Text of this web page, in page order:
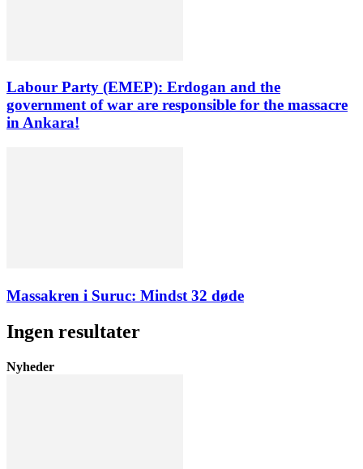
Labour Party (EMEP): Erdogan and the
government of war are responsible for the massacre
in Ankara!
Massakren i Suruc: Mindst 32 døde
Ingen resultater
Nyheder